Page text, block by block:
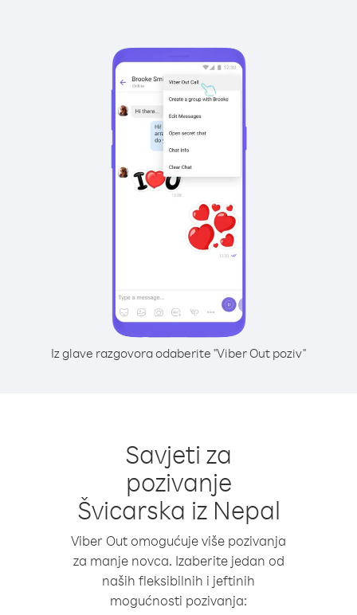
Iz glave razgovora odaberite "Viber Out poziv"
Savjeti za
pozivanje
Švicarska iz Nepal
Viber Out omogućuje više pozivanja
za manje novca. Izaberite jedan od
naših fleksibilnih i jeftinih
mogućnosti pozivanja: